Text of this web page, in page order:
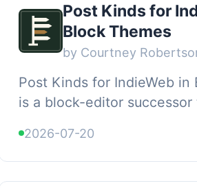
Post Kinds for
Block Themes
by Courtney
Post Kinds for IndieWeb in
is a block-editor
that describes what a...
2026-07-20